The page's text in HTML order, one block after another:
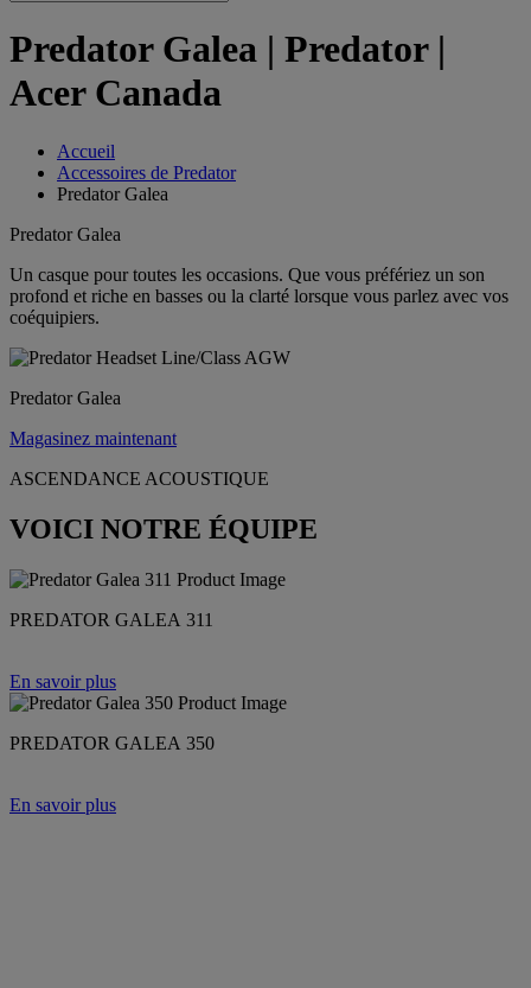
Predator Galea | Predator |
Acer Canada
Accueil
Accessoires de Predator
Predator Galea
Predator Galea
Un casque pour toutes les occasions. Que vous préfériez un son
profond et riche en basses ou la clarté lorsque vous parlez avec vos
coéquipiers.
Predator Galea
Magasinez maintenant
ASCENDANCE ACOUSTIQUE
VOICI NOTRE ÉQUIPE
PREDATOR GALEA 311
En savoir plus
PREDATOR GALEA 350
En savoir plus